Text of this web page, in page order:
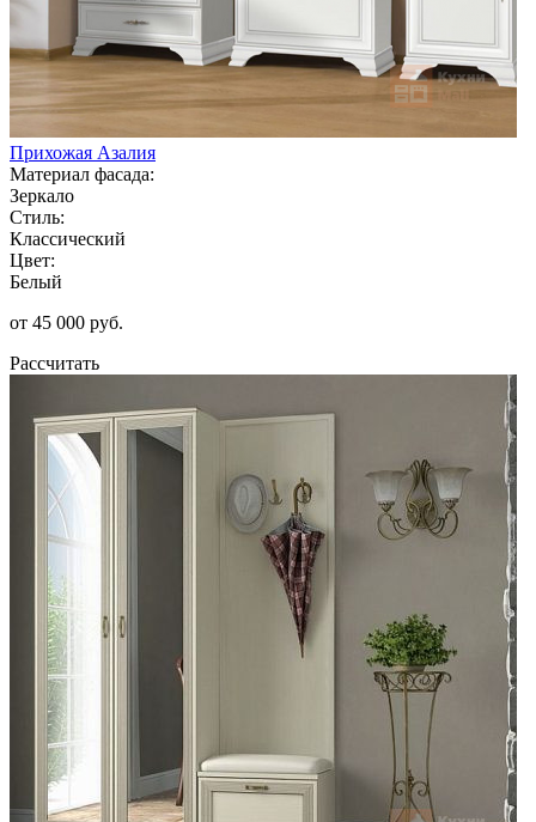
Прихожая Азалия
Материал фасада:
Зеркало
Стиль:
Классический
Цвет:
Белый
от 45 000 руб.
Рассчитать